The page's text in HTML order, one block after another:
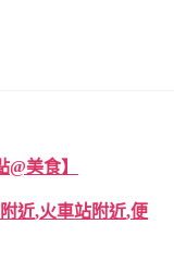
@美食】
近,火車站附近,便